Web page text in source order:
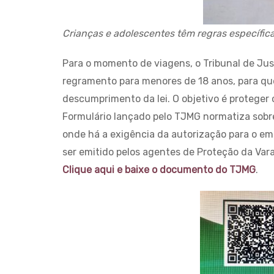
Crianças e adolescentes têm regras
Para o momento de viagens, o Tribunal de
regramento para menores de 18 anos, para
descumprimento da lei. O objetivo é
Formulário lançado pelo TJMG normatiza
onde há a exigência da autorização para o
ser emitido pelos agentes de Proteção da
Clique aqui e baixe o documento do TJMG.